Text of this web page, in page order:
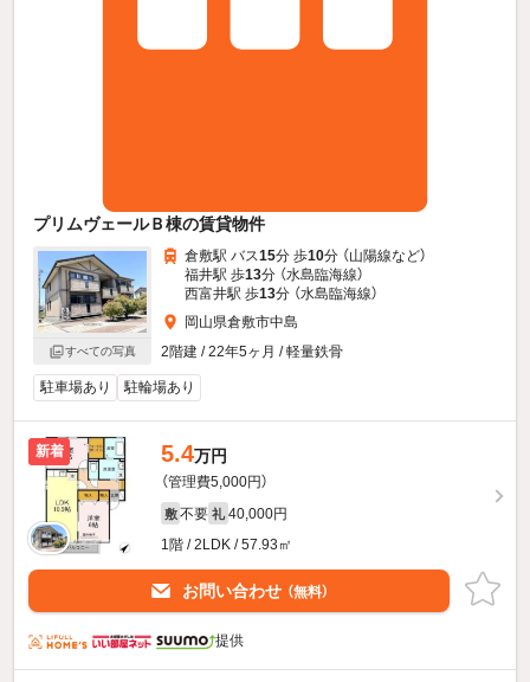
プリムヴェールＢ棟の賃貸物件
すべての写真
倉敷駅 バス15分 歩10分 （山陽線など）
福井駅 歩13分 （水島臨海線）
西富井駅 歩13分 （水島臨海線）
岡山県倉敷市中島
2階建 / 22年5ヶ月 / 軽量鉄骨
駐車場あり 駐輪場あり
新着 5.4万円
（管理費5,000円）
敷 不要 礼 40,000円
1階 / 2LDK / 57.93㎡
お問い合わせ （無料）
提供